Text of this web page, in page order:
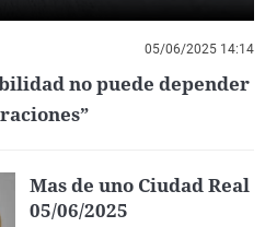
05/06/2025 14:14
no puede depender
Mas de uno Ciudad Real
05/06/2025